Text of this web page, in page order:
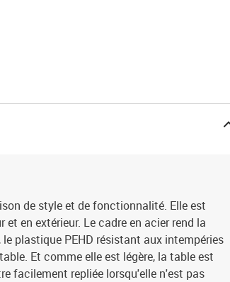
de style et de fonctionnalité. Elle est
en extérieur. Le cadre en acier rend la
plastique PEHD résistant aux intempéries
Et comme elle est légère, la table est
facilement repliée lorsqu'elle n'est pas